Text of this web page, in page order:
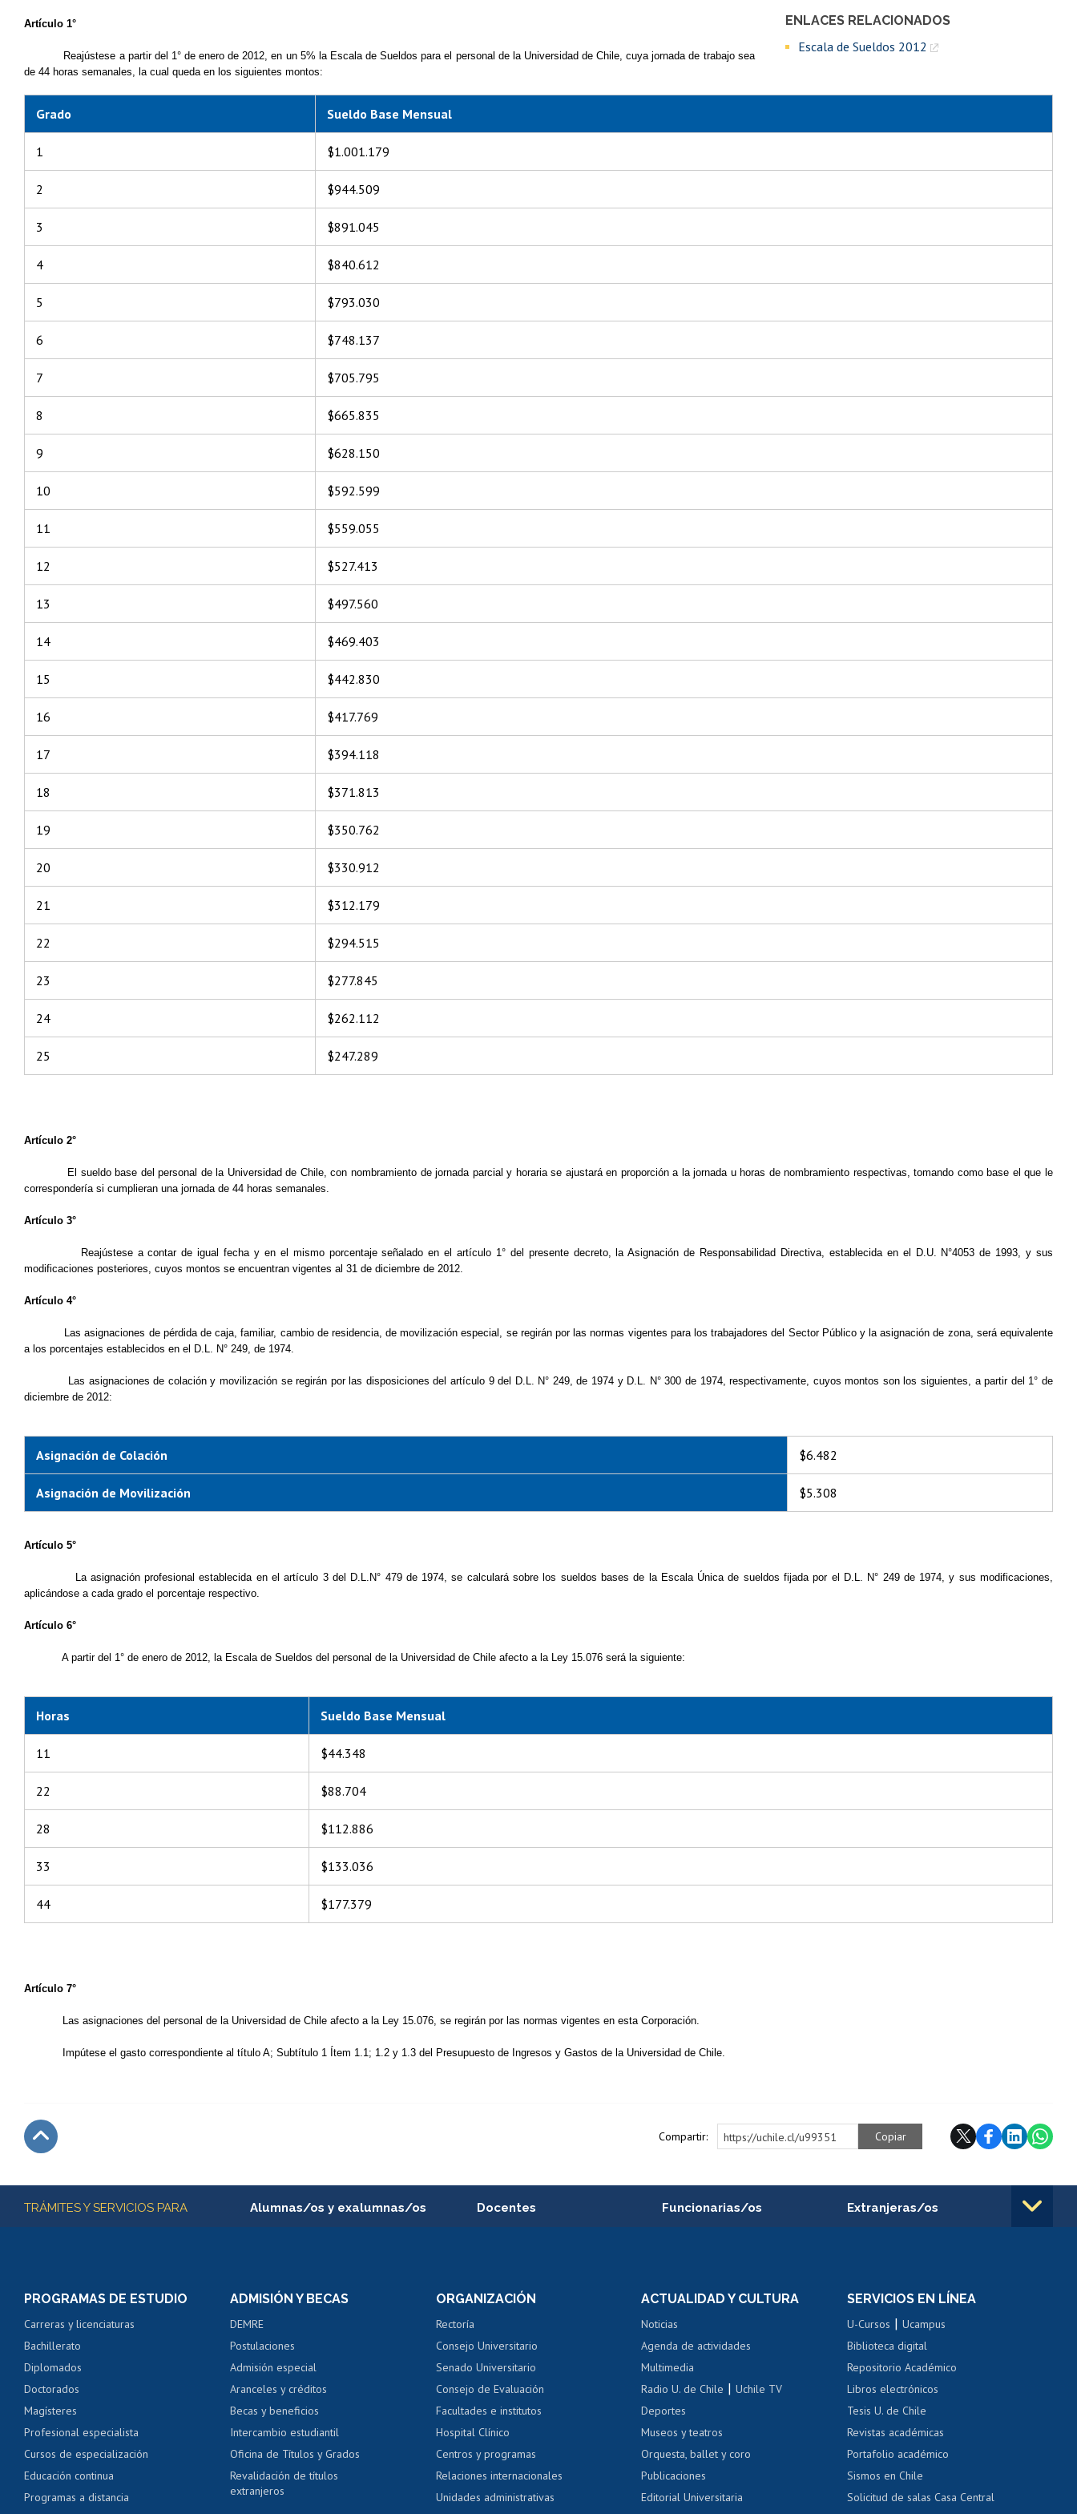
ENLACES RELACIONADOS
Escala de Sueldos 2012
Artículo 1°
Reajústese a partir del 1° de enero de 2012, en un 5% la Escala de Sueldos para el personal de la Universidad de Chile, cuya jornada de trabajo sea
de 44 horas semanales, la cual queda en los siguientes montos:
Grado Sueldo Base Mensual
1 $1.001.179
2 $944.509
3 $891.045
4 $840.612
5 $793.030
6 $748.137
7 $705.795
8 $665.835
9 $628.150
10 $592.599
11 $559.055
12 $527.413
13 $497.560
14 $469.403
15 $442.830
16 $417.769
17 $394.118
18 $371.813
19 $350.762
20 $330.912
21 $312.179
22 $294.515
23 $277.845
24 $262.112
25 $247.289
Artículo 2°
El sueldo base del personal de la Universidad de Chile, con nombramiento de jornada parcial y horaria se ajustará en proporción a la jornada u horas de nombramiento respec­tivas, tomando como base el que le
correspondería si cumplieran una jornada de 44 horas semanales.
Artículo 3°
Reajústese a contar de igual fecha y en el mismo porcen­taje señalado en el artículo 1° del presente decreto, la Asignación de Responsabilidad Directiva, establecida en el D.U. N°4053 de 1993, y sus
modificaciones posteriores, cuyos montos se encuentran vigentes al 31 de diciembre de 2012.
Artículo 4°
Las asignaciones de pérdida de caja, familiar, cambio de residencia, de movilización especial, se regirán por las normas vigentes para los trabajadores del Sector Público y la asignación de zona, será equivalente
a los porcentajes establecidos en el D.L. N° 249, de 1974.
Las asignaciones de colación y movilización se regirán por las disposiciones del artículo 9 del D.L. N° 249, de 1974 y D.L. N° 300 de 1974, respectivamente, cuyos montos son los siguientes, a partir del 1° de
diciembre de 2012:
Asignación de Colación $6.482
Asignación de Movilización $5.308
Artículo 5°
La asignación profesional establecida en el artículo 3 del D.L.N° 479 de 1974, se calculará sobre los sueldos bases de la Escala Única de sueldos fijada por el D.L. N° 249 de 1974, y sus modificaciones,
aplicándose a cada grado el porcentaje respectivo.
Artículo 6°
A partir del 1° de enero de 2012, la Escala de Sueldos del personal de la Universidad de Chile afecto a la Ley 15.076 será la siguiente:
Horas Sueldo Base Mensual
11 $44.348
22 $88.704
28 $112.886
33 $133.036
44 $177.379
Artículo 7°
Las asignaciones del personal de la Universidad de Chile afecto a la Ley 15.076, se regirán por las normas vigentes en esta Corporación.
Impútese el gasto correspondiente al título A; Subtítulo 1 Ítem 1.1; 1.2 y 1.3 del Presupuesto de Ingresos y Gastos de la Universidad de Chile.
Compartir: https://uchile.cl/u99351 Copiar
Más información
TRÁMITES Y SERVICIOS PARA Alumnas/os y exalumnas/os
Consulta y certificado de notas
Servicio médico y dental
Pago de arancel y crédito alumnos
Pago de arancel y crédito exalumnos
Certificado de títulos y grados
Docentes
Perfeccionamiento
Evaluación docente
Calificación académica
Postulación al AUCAI
Funcionarias/os
Portal de movilidad interna
Certificado de renta
Certificado de renta
Gestión de correo uchile
Extranjeras/os
Movilidad Estudiantil
Cursos de español
Acoso laboral, sexual y violencia
PROGRAMAS DE ESTUDIO
Carreras y licenciaturas
Bachillerato
Diplomados
Doctorados
Magísteres
Profesional especialista
Cursos de especialización
Educación continua
Programas a distancia
ADMISIÓN Y BECAS
DEMRE
Postulaciones
Admisión especial
Aranceles y créditos
Becas y beneficios
Intercambio estudiantil
Oficina de Títulos y Grados
Revalidación de títulos
extranjeros
ORGANIZACIÓN
Rectoría
Consejo Universitario
Senado Universitario
Consejo de Evaluación
Facultades e institutos
Hospital Clínico
Centros y programas
Relaciones internacionales
Unidades administrativas
ACTUALIDAD Y CULTURA
Noticias
Agenda de actividades
Multimedia
Radio U. de Chile |Uchile TV
Deportes
Museos y teatros
Orquesta, ballet y coro
Publicaciones
Editorial Universitaria
SERVICIOS EN LÍNEA
U-Cursos |Ucampus
Biblioteca digital
Repositorio Académico
Libros electrónicos
Tesis U. de Chile
Revistas académicas
Portafolio académico
Sismos en Chile
Solicitud de salas Casa Central